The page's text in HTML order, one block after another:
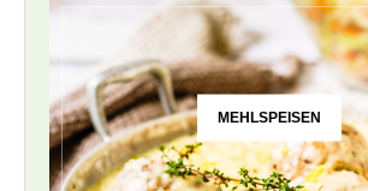
MEHLSPEISEN